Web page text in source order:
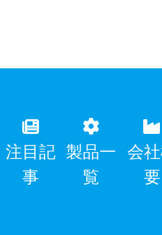
注目記
事
製品一
覧
会
要